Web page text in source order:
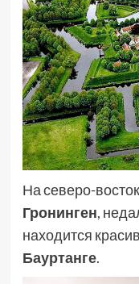
На северо-
Гронинген,
находится
Бауртанге.